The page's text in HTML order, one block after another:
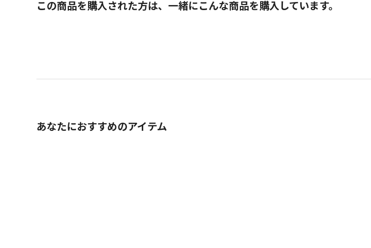
この商品を購入された方は、一緒にこんな商品を購入しています。
あなたにおすすめのアイテム